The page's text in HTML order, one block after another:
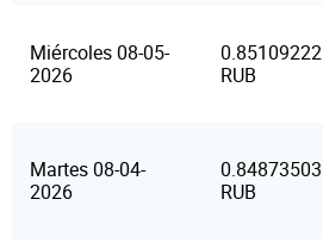
Miércoles 08-05-
2026
0.85109222
RUB
Martes 08-04-
2026
0.84873503
RUB